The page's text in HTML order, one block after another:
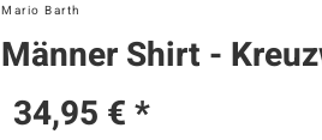
Mario Barth
Männer Shirt -
34,95 € *